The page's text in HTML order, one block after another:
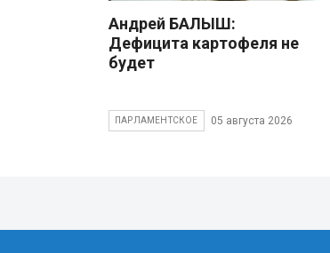
Андрей БАЛЫШ:
Дефицита картофеля не
будет
ПАРЛАМЕНТСКОЕ 05 августа 2026